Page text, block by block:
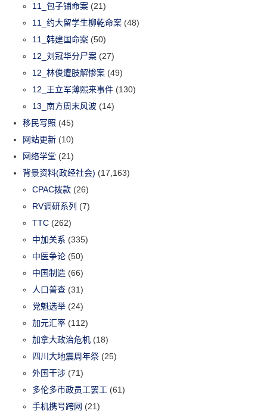
11_包子铺命案 (21)
11_约大留学生柳乾命案 (48)
11_韩建国命案 (50)
12_刘冠华分尸案 (27)
12_林俊遭肢解惨案 (49)
12_王立军薄熙来事件 (130)
13_南方周末风波 (14)
移民写照 (45)
网站更新 (10)
网络学堂 (21)
背景资料(政经社会) (17,163)
CPAC拨款 (26)
RV调研系列 (7)
TTC (262)
中加关系 (335)
中医争论 (50)
中国制造 (66)
人口普查 (31)
党魁选举 (24)
加元汇率 (112)
加拿大政治危机 (18)
四川大地震周年祭 (25)
外国干涉 (71)
多伦多市政员工罢工 (61)
手机携号跨网 (21)